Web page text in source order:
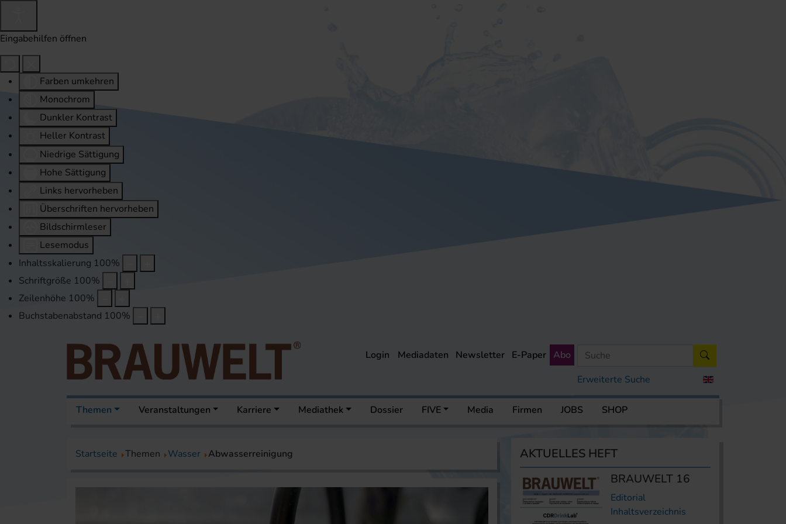
Eingabehilfen öffnen
Farben umkehren
Monochrom
Dunkler Kontrast
Heller Kontrast
Niedrige Sättigung
Hohe Sättigung
Links hervorheben
Überschriften hervorheben
Bildschirmleser
Lesemodus
Inhaltsskalierung 100%
Schriftgröße 100%
Zeilenhöhe 100%
Buchstabenabstand 100%
Erweiterte Suche
Login Mediadaten Newsletter E-Paper Abo
Themen Veranstaltungen Karriere Mediathek Dossier FIVE Media Firmen JOBS SHOP
Startseite Themen Wasser Abwasserreinigung AKTUELLES HEFT
BRAUWELT 16
Editorial
Inhaltsverzeichnis